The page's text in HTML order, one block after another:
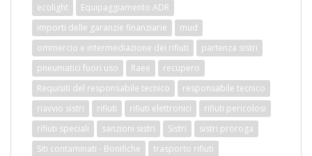
ecolight
Equipaggiamento ADR
importi delle garanzie finanziarie
mud
ommercio e intermediazione dei rifiuti
partenza sistri
pneumatici fuori uso
Raee
recupero
Requisiti del responsabile tecnico
responsabile tecnico
riavvio sistri
rifiuti rifiuti elettronici
rifiuti pericolosi
rifiuti speciali
sanzioni sistri Sistri
sistri proroga
Siti contaminati - Bonifiche
trasporto rifiuti